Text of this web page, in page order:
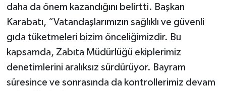
daha da önem kazandığını belirtti. Başkan
Karabatı, “Vatandaşlarımızın sağlıklı ve güvenli
gıda tüketmeleri bizim önceliğimizdir. Bu
kapsamda, Zabıta Müdürlüğü ekiplerimiz
denetimlerini aralıksız sürdürüyor. Bayram
süresince ve sonrasında da kontrollerimiz devam